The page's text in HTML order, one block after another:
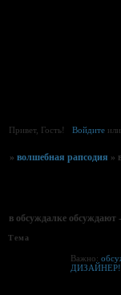
Привет, Гость! Войдитеили
»волшебная рапсодия »
в обсуждалке обсуждают
Тема
Важно:
ДИЗАЙНЕР!